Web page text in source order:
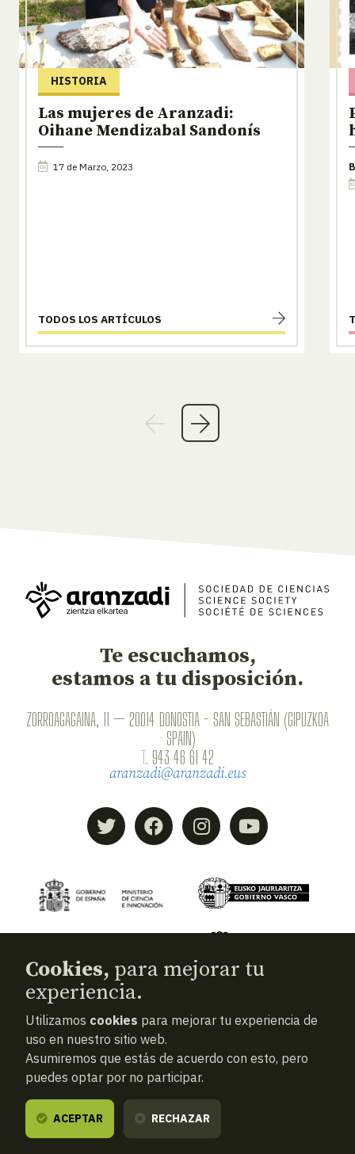
HISTORIA
Las mujeres de Aranzadi:
Oihane Mendizabal Sandonís
17 de Marzo, 2023
TODOS LOS ARTÍCULOS
Te escuchamos,
estamos a tu disposición.
ZORROAGAGAINA, 11 — 20014 DONOSTIA - SAN SEBASTIÁN (GIPUZKOA
· SPAIN)
T. 943 46 61 42
aranzadi@aranzadi.eus
© 2026Aranzadi — Zientzia elkartea
Términos y condiciones
Política de privacidad
Cookies
Cookies, para mejorar tu
experiencia.
Utilizamos cookies para mejorar tu experiencia de
uso en nuestro sitio web.
Asumiremos que estás de acuerdo con esto, pero
puedes optar por no participar.
ACEPTAR RECHAZAR